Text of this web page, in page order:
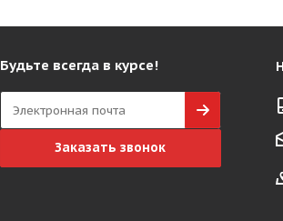
Будьте всегда в курсе!
Заказать звонок